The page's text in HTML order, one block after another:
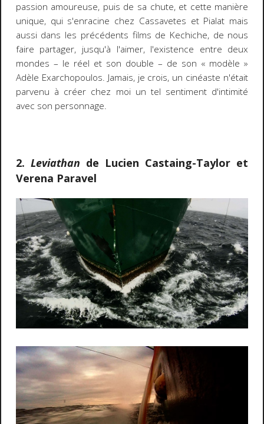
passion amoureuse, puis de sa chute, et cette manière
unique, qui s'enracine chez Cassavetes et Pialat mais
aussi dans les précédents films de Kechiche, de nous
faire partager, jusqu'à l'aimer, l'existence entre deux
mondes – le réel et son double – de son « modèle »
Adèle Exarchopoulos. Jamais, je crois, un cinéaste n'était
parvenu à créer chez moi un tel sentiment d'intimité
avec son personnage.
2. Leviathan de Lucien Castaing-Taylor et
Verena Paravel